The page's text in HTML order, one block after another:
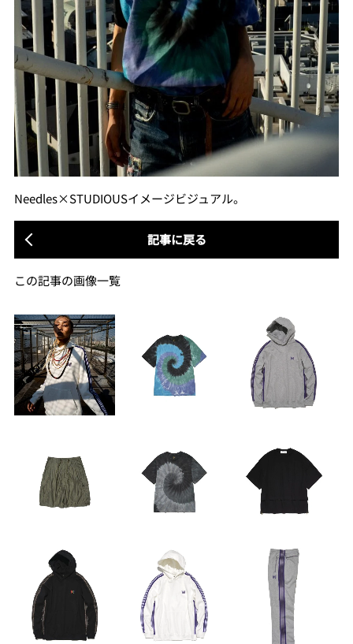
Needles×STUDIOUSイメージビジュアル。
記事に戻る
この記事の画像一覧